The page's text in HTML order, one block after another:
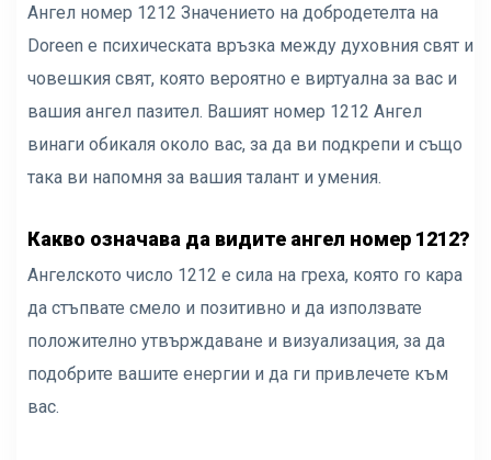
Ангел номер 1212 Значението на добродетелта на
Doreen е психическата връзка между духовния свят и
човешкия свят, която вероятно е виртуална за вас и
вашия ангел пазител. Вашият номер 1212 Ангел
винаги обикаля около вас, за да ви подкрепи и също
така ви напомня за вашия талант и умения.
Какво означава да видите ангел номер 1212?
Ангелското число 1212 е сила на греха, която го кара
да стъпвате смело и позитивно и да използвате
положително утвърждаване и визуализация, за да
подобрите вашите енергии и да ги привлечете към
вас.